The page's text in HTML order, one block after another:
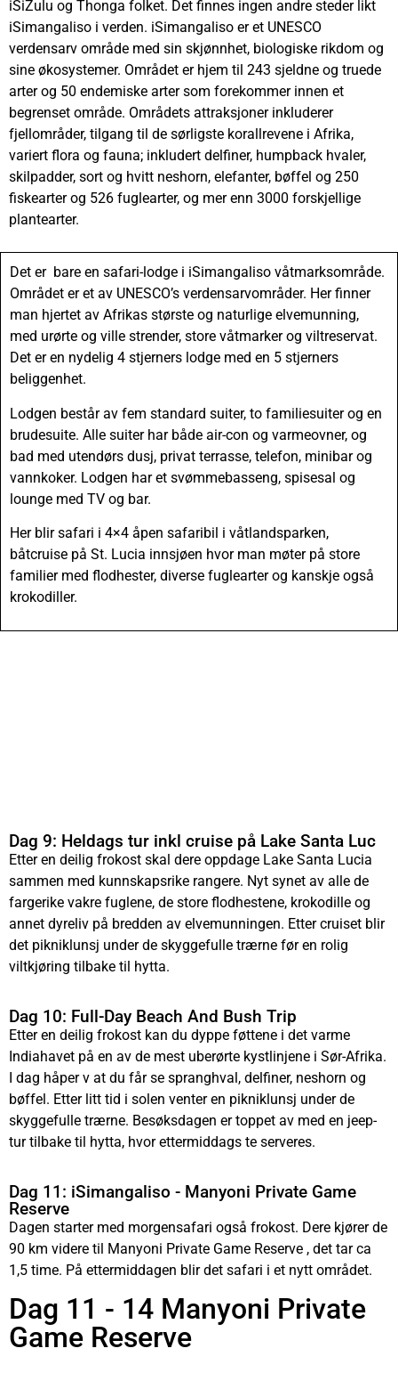
iSiZulu og Thonga folket. Det finnes ingen andre steder likt
iSimangaliso i verden. iSimangaliso er et UNESCO
verdensarv område med sin skjønnhet, biologiske rikdom og
sine økosystemer. Området er hjem til 243 sjeldne og truede
arter og 50 endemiske arter som forekommer innen et
begrenset område. Områdets attraksjoner inkluderer
fjellområder, tilgang til de sørligste korallrevene i Afrika,
variert flora og fauna; inkludert delfiner, humpback hvaler,
skilpadder, sort og hvitt neshorn, elefanter, bøffel og 250
fiskearter og 526 fuglearter, og mer enn 3000 forskjellige
plantearter.
Det er bare en safari-lodge i iSimangaliso våtmarksområde.
Området er et av UNESCO’s verdensarvområder. Her finner
man hjertet av Afrikas største og naturlige elvemunning,
med urørte og ville strender, store våtmarker og viltreservat.
Det er en nydelig 4 stjerners lodge med en 5 stjerners
beliggenhet.
Lodgen består av fem standard suiter, to familiesuiter og en
brudesuite. Alle suiter har både air-con og varmeovner, og
bad med utendørs dusj, privat terrasse, telefon, minibar og
vannkoker. Lodgen har et svømmebasseng, spisesal og
lounge med TV og bar.
Her blir safari i 4×4 åpen safaribil i våtlandsparken,
båtcruise på St. Lucia innsjøen hvor man møter på store
familier med flodhester, diverse fuglearter og kanskje også
krokodiller.
Dag 9: Heldags tur inkl cruise på Lake Santa Luc
Etter en deilig frokost skal dere oppdage Lake Santa Lucia
sammen med kunnskapsrike rangere. Nyt synet av alle de
fargerike vakre fuglene, de store flodhestene, krokodille og
annet dyreliv på bredden av elvemunningen. Etter cruiset blir
det pikniklunsj under de skyggefulle trærne før en rolig
viltkjøring tilbake til hytta.
Dag 10: Full-Day Beach And Bush Trip
Etter en deilig frokost kan du dyppe føttene i det varme
Indiahavet på en av de mest uberørte kystlinjene i Sør-Afrika.
I dag håper v at du får se spranghval, delfiner, neshorn og
bøffel. Etter litt tid i solen venter en pikniklunsj under de
skyggefulle trærne. Besøksdagen er toppet av med en jeep-
tur tilbake til hytta, hvor ettermiddags te serveres.
Dag 11: iSimangaliso - Manyoni Private Game
Reserve
Dagen starter med morgensafari også frokost. Dere kjører de
90 km videre til Manyoni Private Game Reserve , det tar ca
1,5 time. På ettermiddagen blir det safari i et nytt området.
Dag 11 - 14 Manyoni Private
Game Reserve